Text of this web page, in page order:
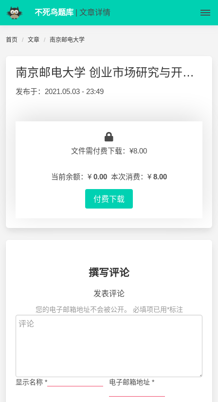
不死鸟题库 | 文章详情
首页 文章 南京邮电大学
南京邮电大学 创业市场研究与开拓 完整版本
发布于： 2021.05.03 - 23:49
文件需付费下载：¥8.00
当前余额：¥ 0.00 本次消费：¥ 8.00
付费下载
撰写评论
发表评论
您的电子邮箱地址不会被公开。 必填项已用*标注
显示名称 * 电子邮箱地址 *